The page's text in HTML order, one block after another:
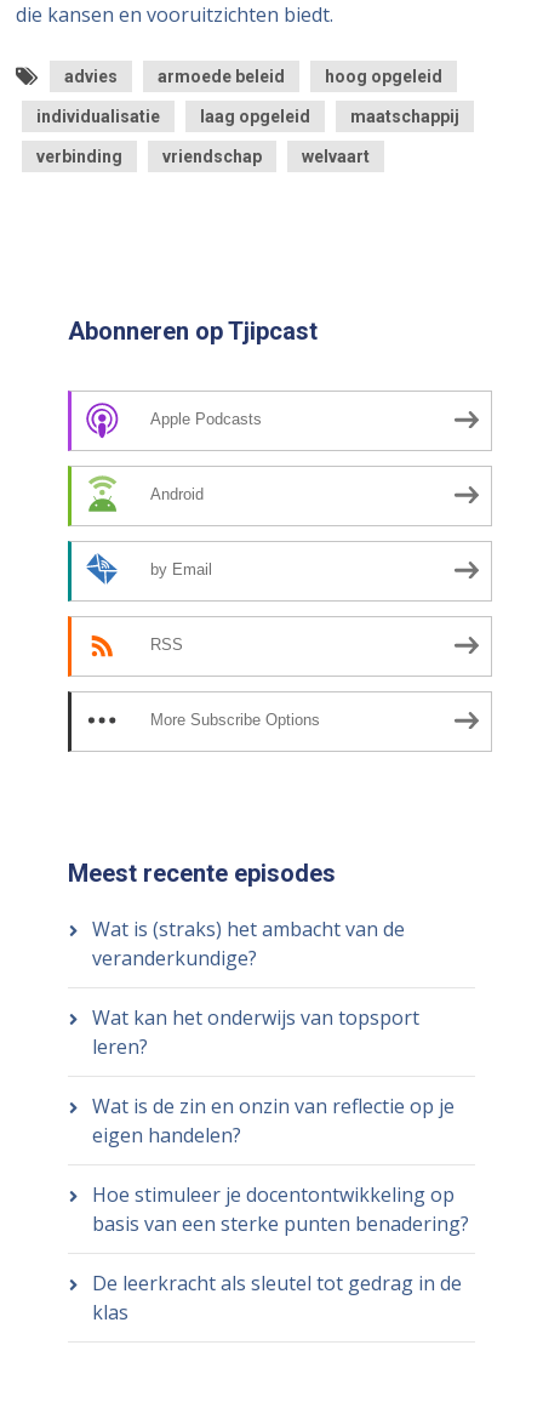
die kansen en vooruitzichten biedt.
advies armoede beleid hoog opgeleid
individualisatie laag opgeleid maatschappij
verbinding vriendschap welvaart
Abonneren op Tjipcast
Apple Podcasts
Android
by Email
RSS
More Subscribe Options
Meest recente episodes
Wat is (straks) het ambacht van de
veranderkundige?
Wat kan het onderwijs van topsport
leren?
Wat is de zin en onzin van reflectie op je
eigen handelen?
Hoe stimuleer je docentontwikkeling op
basis van een sterke punten benadering?
De leerkracht als sleutel tot gedrag in de
klas